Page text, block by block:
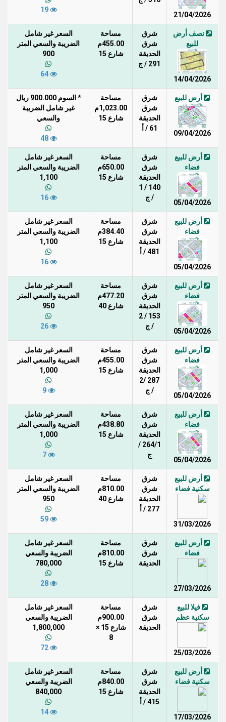
21/04/2026
19
نصف أرض
للبيع
14/04/2026
شرق
شرق
الحديقة
291 / ج
مساحة
455.00م
شارع 15
السعر غير شامل
الضريبة والسعي المتر
900
64
أرض للبيع
09/04/2026
شرق
شرق
الحديقة
61 / أ
مساحة
1,023.00م
شارع 15
* السوم 900.000 ريال
غير شامل الضريبة
والسعي
48
أرض للبيع
فضاء
05/04/2026
شرق
شرق
الحديقة
140 / 1
/ ج
مساحة
650.00م
شارع 15
السعر غير شامل
الضريبة والسعي المتر
1,100
16
أرض للبيع
فضاء
05/04/2026
شرق
شرق
الحديقة
481 / أ
مساحة
384.40م
شارع 15
السعر غير شامل
الضريبة والسعي المتر
1,100
16
أرض للبيع
فضاء
05/04/2026
شرق
شرق
الحديقة
153 / 2
/ ج
مساحة
477.20م
شارع 40
السعر غير شامل
الضريبة والسعي المتر
950
26
أرض للبيع
فضاء
05/04/2026
شرق
شرق
الحديقة
287 /2
/ ج
مساحة
455.00م
شارع 15
السعر غير شامل
الضريبة والسعي المتر
1,000
9
أرض للبيع
فضاء
05/04/2026
شرق
شرق
الحديقة
264/1 /
ج
مساحة
438.80م
شارع 15
السعر غير شامل
الضريبة والسعي المتر
1,000
7
أرض للبيع
سكنية فضاء
31/03/2026
شرق
شرق
الحديقة
277 / أ
مساحة
810.00م
شارع 40
السعر غير شامل
الضريبة والسعي المتر
950
59
أرض للبيع
فضاء
27/03/2026
شرق
شرق
الحديقة
مساحة
810.00م
شارع 15
السعر غير شامل
الضريبة والسعي
780,000
28
فيلا للبيع
سكنية عظم
25/03/2026
شرق
شرق
الحديقة
مساحة
900.00م
شارع 15 ×
8
السعر غير شامل
الضريبة والسعي
1,800,000
72
أرض للبيع
سكنية فضاء
17/03/2026
شرق
شرق
الحديقة
415 / أ
مساحة
840.00م
شارع 15
السعر غير شامل
الضريبة والسعي
840,000
14